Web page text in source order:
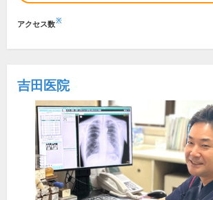
アクセス数※
吉田医院